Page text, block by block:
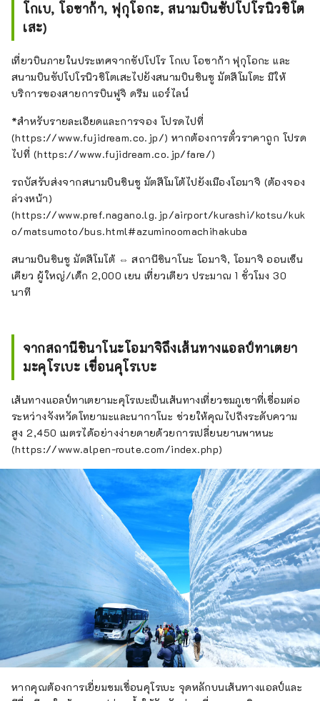
โกเบ, โอซาก้า, ฟุกุโอกะ, สนามบินซัปโปโรนิวชิโต
เสะ)
เที่ยวบินภายในประเทศจากซัปโปโร โกเบ โอซาก้า ฟุกุโอกะ และ
สนามบินซัปโปโรนิวชิโตเสะไปยังสนามบินชินชู มัตสึโมโตะ มีให้
บริการของสายการบินฟูจิ ดรีม แอร์ไลน์
*สำหรับรายละเอียดและการจอง โปรดไปที่
(https://www.fujidream.co.jp/) หากต้องการตั๋วราคาถูก โปรด
ไปที่ (https://www.fujidream.co.jp/fare/)
รถบัสรับส่งจากสนามบินชินชู มัตสึโมโต้ไปยังเมืองโอมาจิ (ต้องจอง
ล่วงหน้า)
(https://www.pref.nagano.lg.jp/airport/kurashi/kotsu/kuk
o/matsumoto/bus.html#azuminoomachihakuba
สนามบินชินชู มัตสึโมโต้ ⇔ สถานีชินาโนะ โอมาจิ, โอมาจิ ออนเซ็น
เคียว ผู้ใหญ่/เด็ก 2,000 เยน เที่ยวเดียว ประมาณ 1 ชั่วโมง 30
นาที
จากสถานีชินาโนะโอมาจิถึงเส้นทางแอลป์ทาเตยา
มะคุโรเบะ เขื่อนคุโรเบะ
เส้นทางแอลป์ทาเตยามะคุโรเบะเป็นเส้นทางเที่ยวชมภูเขาที่เชื่อมต่อ
ระหว่างจังหวัดโทยามะและนากาโนะ ช่วยให้คุณไปถึงระดับความ
สูง 2,450 เมตรได้อย่างง่ายดายด้วยการเปลี่ยนยานพาหนะ
(https://www.alpen-route.com/index.php)
หากคุณต้องการเยี่ยมชมเขื่อนคุโรเบะ จุดหลักบนเส้นทางแอลป์และ